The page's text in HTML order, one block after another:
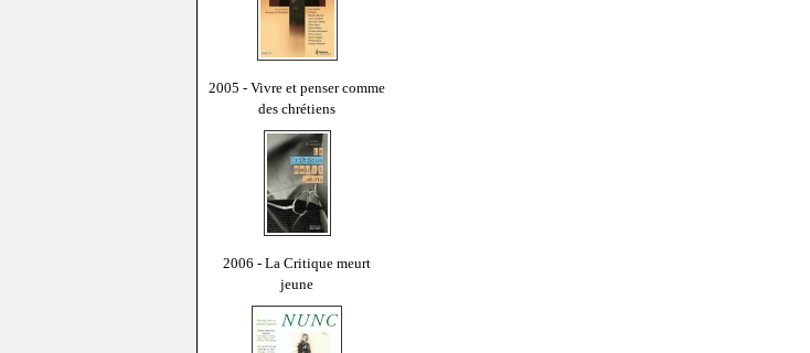
2005 - Vivre et penser comme
des chrétiens
2006 - La Critique meurt
jeune